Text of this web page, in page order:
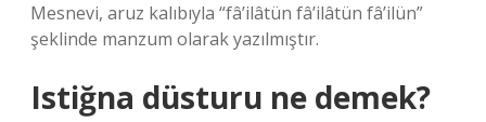
Mesnevi, aruz kalıbıyla “fâ’ilâtün fâ’ilâtün fâ’ilün”
şeklinde manzum olarak yazılmıştır.
Istiğna düsturu ne demek?